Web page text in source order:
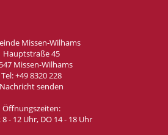
Missen-Wilhams
Hauptstraße 45
Missen-Wilhams
Tel:+49 8320 228
Nachricht senden
Öffnungszeiten:
8 - 12 Uhr, DO 14 - 18 Uhr